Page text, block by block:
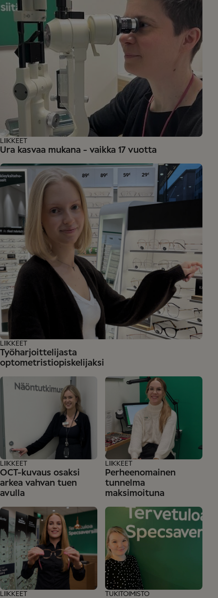
Ura kasvaa mukana - vaikka 17 vuotta
LIIKKEET
Työharjoittelijasta
optometristiopiskelijaksi
LIIKKEET
OCT-kuvaus osaksi
arkea vahvan tuen
avulla
LIIKKEET
Perheenomainen
tunnelma
maksimoituna
LIIKKEET
LIIKKEET TUKITOIMISTO